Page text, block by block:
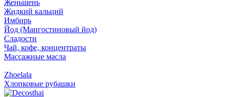
Женьшень
Жидкий кальций
Имбирь
Йод (Мангостиновый йод)
Сладости
Чай, кофе, концентраты
Массажные масла
Zhoelala
Хлопковые рубашки